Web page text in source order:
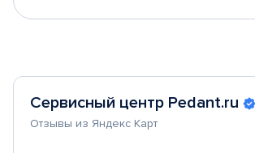
Сервисный центр Pedant.ru
Отзывы из Яндекс Карт